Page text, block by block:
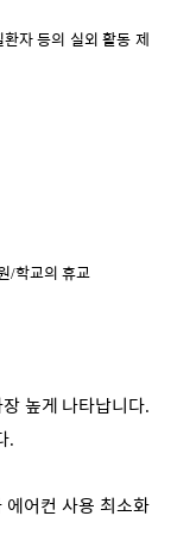
자 등의 실외 활동 제
/학교의 휴교
높게 나타납니다.
.
에어컨 사용 최소화